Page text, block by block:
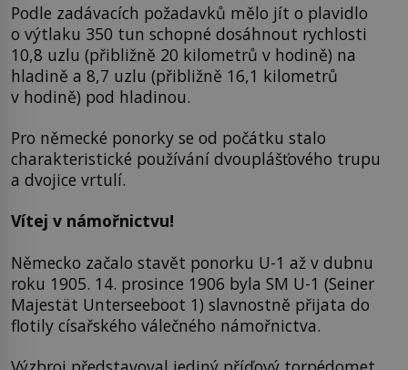
Podle zadávacích požadavků mělo jít o plavidlo
o výtlaku 350 tun schopné dosáhnout rychlosti
10,8 uzlu (přibližně 20 kilometrů v hodině) na
hladině a 8,7 uzlu (přibližně 16,1 kilometrů
v hodině) pod hladinou.
Pro německé ponorky se od počátku stalo
charakteristické používání dvouplášťového trupu
a dvojice vrtulí.
Vítej v námořnictvu!
Německo začalo stavět ponorku U-1 až v dubnu
roku 1905. 14. prosince 1906 byla SM U-1 (Seiner
Majestät Unterseeboot 1) slavnostně přijata do
flotily císařského válečného námořnictva.